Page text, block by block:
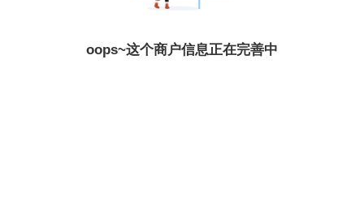
oops~这个商户信息正在完善中